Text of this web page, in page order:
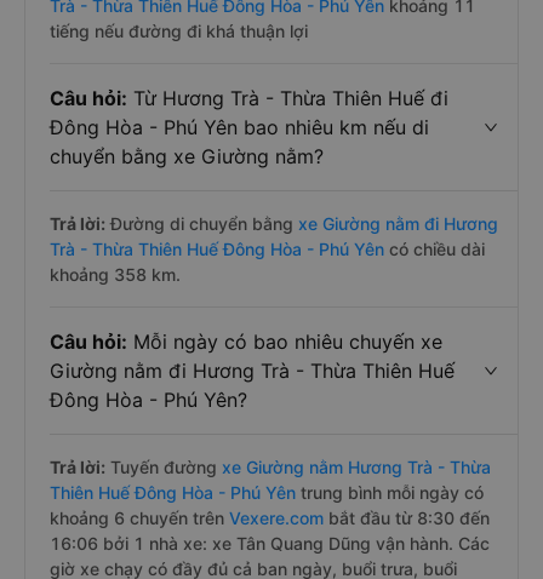
Trà - Thừa Thiên Huế Đông Hòa - Phú Yên khoảng 11
tiếng nếu đường đi khá thuận lợi
Câu hỏi: Từ Hương Trà - Thừa Thiên Huế đi
Đông Hòa - Phú Yên bao nhiêu km nếu di
chuyển bằng xe Giường nằm?
Trả lời: Đường di chuyển bằng xe Giường nằm đi Hương
Trà - Thừa Thiên Huế Đông Hòa - Phú Yên có chiều dài
khoảng 358 km.
Câu hỏi: Mỗi ngày có bao nhiêu chuyến xe
Giường nằm đi Hương Trà - Thừa Thiên Huế
Đông Hòa - Phú Yên?
Trả lời: Tuyến đường xe Giường nằm Hương Trà - Thừa
Thiên Huế Đông Hòa - Phú Yên trung bình mỗi ngày có
khoảng 6 chuyến trên Vexere.com bắt đầu từ 8:30 đến
16:06 bởi 1 nhà xe: xe Tân Quang Dũng vận hành. Các
giờ xe chạy có đầy đủ cả ban ngày, buổi trưa, buổi